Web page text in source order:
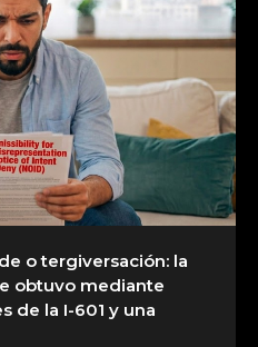
o tergiversación: la
obtuvo mediante
de la I-601 y una